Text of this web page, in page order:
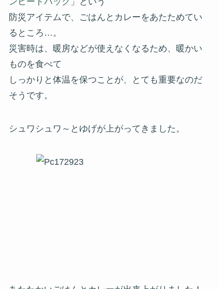
防災アイテムで、ごはんとカレーをあたためてい
るところ…。
災害時は、暖房などが使えなくなるため、暖かい
ものを食べて
しっかりと体温を保つことが、とても重要なのだ
そうです。
シュワシュワ～とゆげが上がってきました。